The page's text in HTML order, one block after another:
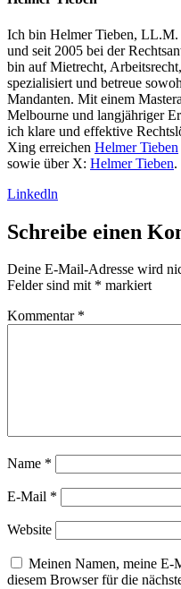
Ich bin Helmer Tieben, LL.M.
und seit 2005 bei der
bin auf Mietrecht,
spezialisiert und betreue
Mandanten. Mit einem
Melbourne und langjähriger
ich klare und effektive
Xing erreichen Helmer Tieben
sowie über X: Helmer Tieben.
Linkedln
Schreibe einen
Deine E-Mail-Adresse wird
Felder sind mit * markiert
Kommentar *
Name *
E-Mail *
Website
Meinen Namen, meine E-
diesem Browser für die